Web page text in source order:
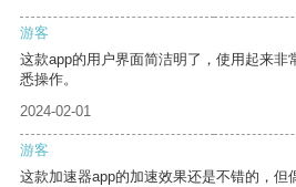
游客
这款app的用户界面简洁明了，使用起来非
悉操作。
2024-02-01
游客
这款加速器app的加速效果还是不错的，但